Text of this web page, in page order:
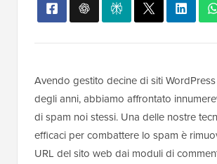
Avendo gestito decine di siti
degli anni, abbiamo affrontato
di spam noi stessi. Una delle nostre
efficaci per combattere lo spam è
URL del sito web dai moduli di